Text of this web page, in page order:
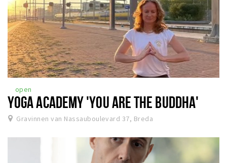
open
YOGA ACADEMY 'YOU ARE THE BUDDHA'
Gravinnen van Nassauboulevard 37, Breda